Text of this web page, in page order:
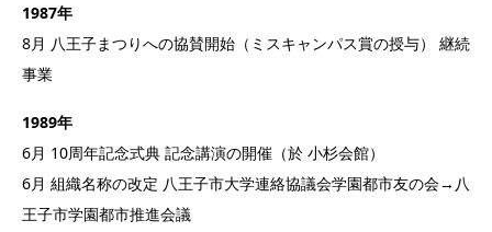
1987年
8月 八王子まつりへの協賛開始（ミスキャンパス賞の授与） 継続
事業
1989年
6月 10周年記念式典 記念講演の開催（於 小杉会館）
6月 組織名称の改定 八王子市大学連絡協議会学園都市友の会→八
王子市学園都市推進会議